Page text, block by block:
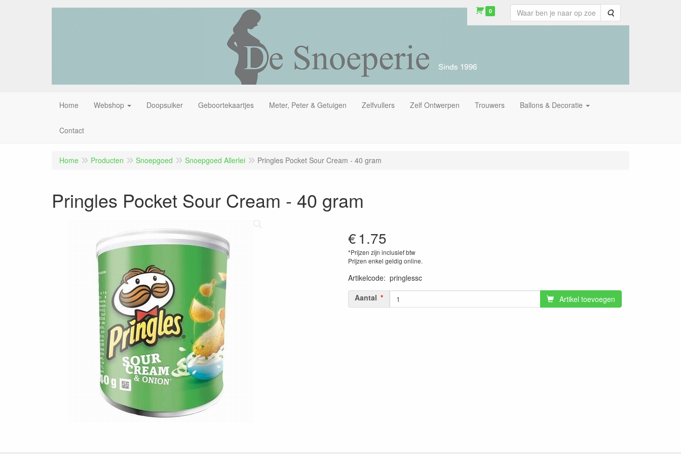
0 Zoeken
Home Webshop Doopsuiker Geboortekaartjes Meter, Peter & Getuigen Zelfvullers Zelf Ontwerpen Trouwers Ballons & Decoratie
Contact
Home Producten Snoepgoed Snoepgoed Allerlei Pringles Pocket Sour Cream - 40 gram
Pringles Pocket Sour Cream - 40 gram
€1.75
*Prijzen zijn inclusief btw
Prijzen enkel geldig online.
Artikelcode: pringlessc
Aantal
Artikel toevoegen